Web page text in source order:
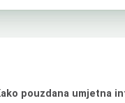
pouzdana umjetna